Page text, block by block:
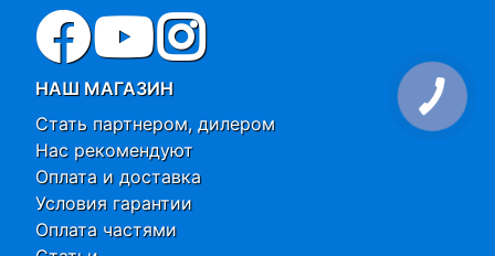
НАШ МАГАЗИН
Стать партнером, дилером
Нас рекомендуют
Оплата и доставка
Условия гарантии
Оплата частями